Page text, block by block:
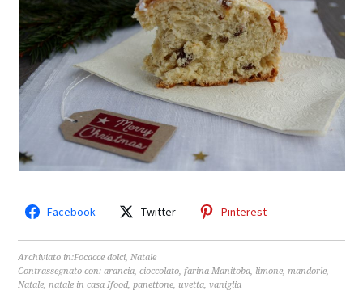
Facebook Twitter Pinterest
Archiviato in:Focacce dolci,Natale
Contrassegnato con:arancia,cioccolato,farina Manitoba, limone,mandorle,
Natale,natale in casa Ifood,panettone, uvetta,vaniglia